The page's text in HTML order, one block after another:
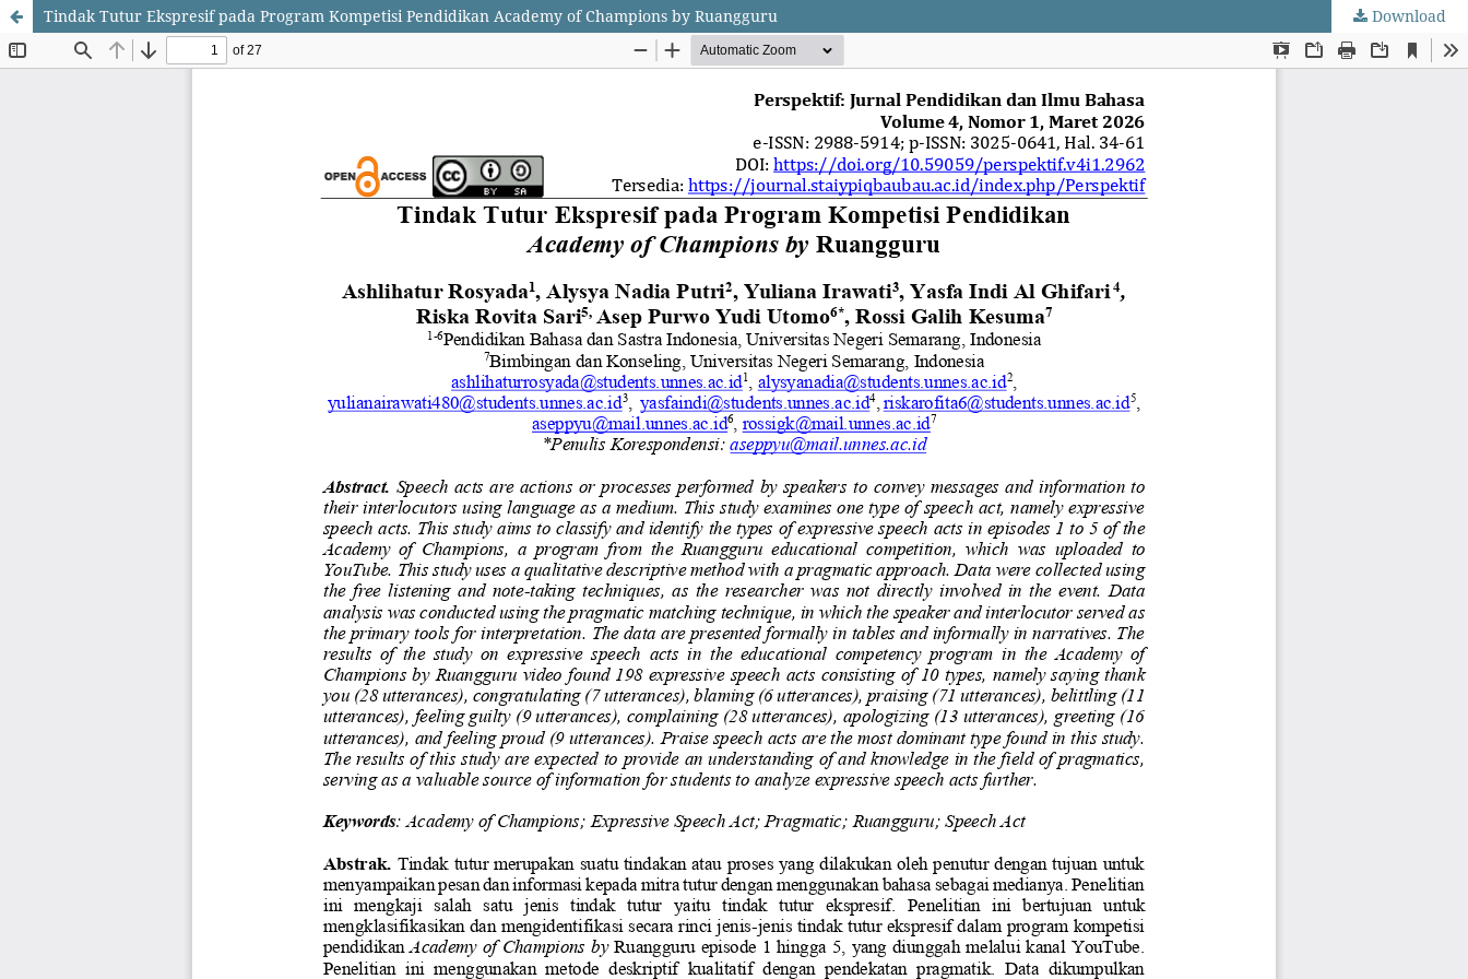
Tindak Tutur Ekspresif pada Program Kompetisi Pendidikan Academy of Champions by Ruangguru Download